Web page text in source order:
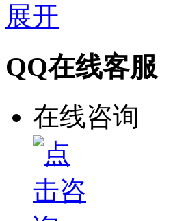
展开
QQ在线客服
在线咨询